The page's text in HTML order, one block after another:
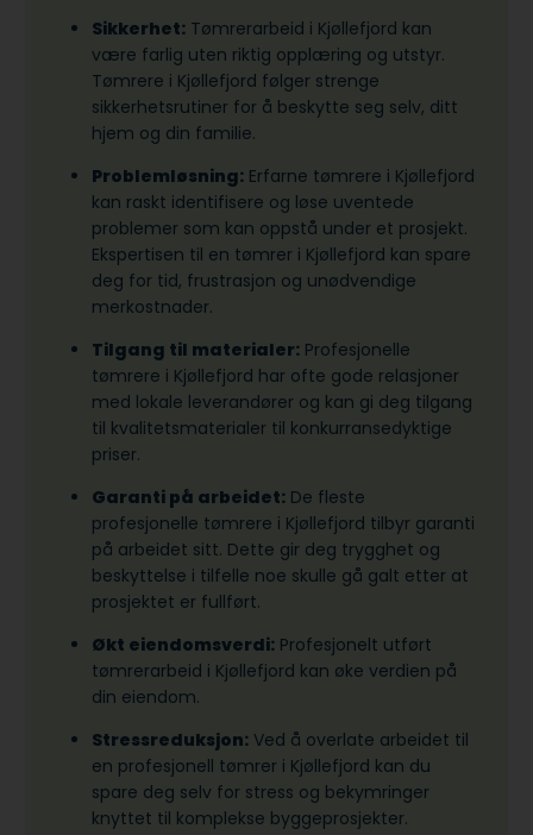
Sikkerhet: Tømrerarbeid i Kjøllefjord kan
være farlig uten riktig opplæring og utstyr.
Tømrere i Kjøllefjord følger strenge
sikkerhetsrutiner for å beskytte seg selv, ditt
hjem og din familie.
Problemløsning: Erfarne tømrere i Kjøllefjord
kan raskt identifisere og løse uventede
problemer som kan oppstå under et prosjekt.
Ekspertisen til en tømrer i Kjøllefjord kan spare
deg for tid, frustrasjon og unødvendige
merkostnader.
Tilgang til materialer: Profesjonelle
tømrere i Kjøllefjord har ofte gode relasjoner
med lokale leverandører og kan gi deg tilgang
til kvalitetsmaterialer til konkurransedyktige
priser.
Garanti på arbeidet: De fleste
profesjonelle tømrere i Kjøllefjord tilbyr garanti
på arbeidet sitt. Dette gir deg trygghet og
beskyttelse i tilfelle noe skulle gå galt etter at
prosjektet er fullført.
Økt eiendomsverdi: Profesjonelt utført
tømrerarbeid i Kjøllefjord kan øke verdien på
din eiendom.
Stressreduksjon: Ved å overlate arbeidet til
en profesjonell tømrer i Kjøllefjord kan du
spare deg selv for stress og bekymringer
knyttet til komplekse byggeprosjekter.